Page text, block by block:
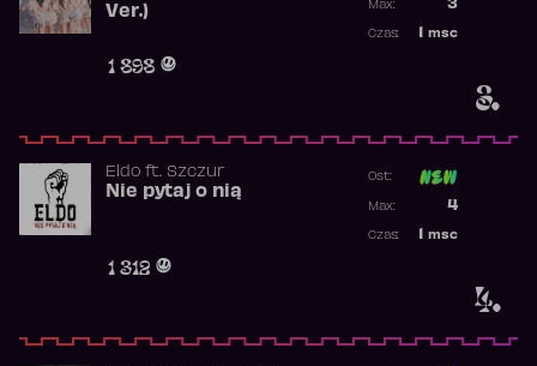
3.
Ver.)
1 898
3
Max:
msc
Czas:
4.
Eldoft. Szczur
Nie pytaj o nią
1 312
Ost:
4
Max:
msc
Czas: